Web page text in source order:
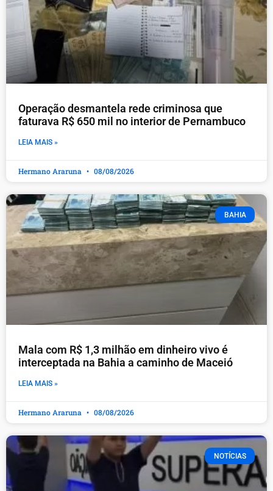
Operação desmantela rede criminosa que
faturava R$ 650 mil no interior de Pernambuco
LEIA MAIS »
Hermano Araruna 08/08/2026
BAHIA
Mala com R$ 1,3 milhão em dinheiro vivo é
interceptada na Bahia a caminho de Maceió
LEIA MAIS »
Hermano Araruna 08/08/2026
NOTÍCIAS